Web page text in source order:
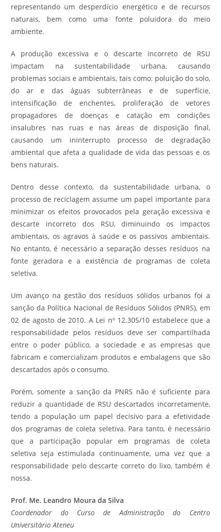
representando um desperdício energético e de recursos
naturais, bem como uma fonte poluidora do meio
ambiente.
A produção excessiva e o descarte incorreto de RSU
impactam na sustentabilidade urbana, causando
problemas sociais e ambientais, tais como: poluição do solo,
do ar e das águas subterrâneas e de superfície,
intensificação de enchentes, proliferação de vetores
propagadores de doenças e catação em condições
insalubres nas ruas e nas áreas de disposição final,
causando um ininterrupto processo de degradação
ambiental que afeta a qualidade de vida das pessoas e os
bens naturais.
Dentro desse contexto, da sustentabilidade urbana, o
processo de reciclagem assume um papel importante para
minimizar os efeitos provocados pela geração excessiva e
descarte incorreto dos RSU, diminuindo os impactos
ambientais, os agravos à saúde e os passivos ambientais.
No entanto, é necessário a separação desses resíduos na
fonte geradora e a existência de programas de coleta
seletiva.
Um avanço na gestão dos resíduos sólidos urbanos foi a
sanção da Política Nacional de Resíduos Sólidos (PNRS), em
02 de agosto de 2010. A Lei nº 12.305/10 estabelece que a
responsabilidade pelos resíduos deve ser compartilhada
entre o poder público, a sociedade e as empresas que
fabricam e comercializam produtos e embalagens que são
descartados após o consumo.
Porém, somente a sanção da PNRS não é suficiente para
reduzir a quantidade de RSU descartados incorretamente,
tendo a população um papel decisivo para a efetividade
dos programas de coleta seletiva. Para tanto, é necessário
que a participação popular em programas de coleta
seletiva seja estimulada continuamente, uma vez que a
responsabilidade pelo descarte correto do lixo, também é
nossa.
Prof. Me. Leandro Moura da Silva
Coordenador do Curso de Administração do Centro
Universitário Ateneu